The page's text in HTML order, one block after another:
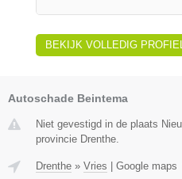
BEKIJK VOLLEDIG PROFIEL
Autoschade Beintema
Niet gevestigd in de plaats
provincie Drenthe.
Drenthe » Vries | Google maps